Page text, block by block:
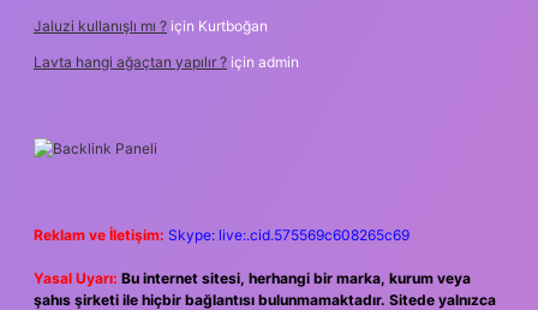
Jaluzi kullanışlı mı ? için Kurtboğan
Lavta hangi ağaçtan yapılır ? için admin
Reklam ve İletişim: Skype: live:.cid.575569c608265c69
Yasal Uyarı: Bu internet sitesi, herhangi bir marka, kurum veya
şahıs şirketi ile hiçbir bağlantısı bulunmamaktadır. Sitede yalnızca